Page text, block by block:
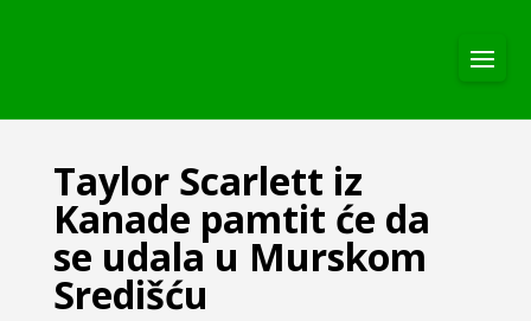
Taylor Scarlett iz
Kanade pamtit će da
se udala u Murskom
Središću